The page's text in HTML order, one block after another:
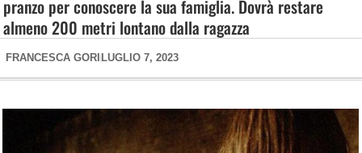
pranzo per conoscere la sua famiglia. Dovrà restare
almeno 200 metri lontano dalla ragazza
FRANCESCA GORI LUGLIO 7, 2023